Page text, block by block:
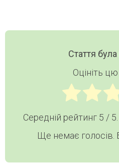
Стаття
Оцініть
Середній рейтинг 5 /
Ще немає голосів.